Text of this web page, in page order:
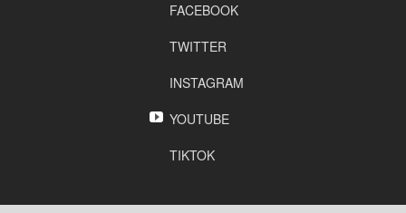
FACEBOOK
TWITTER
INSTAGRAM
YOUTUBE
TIKTOK